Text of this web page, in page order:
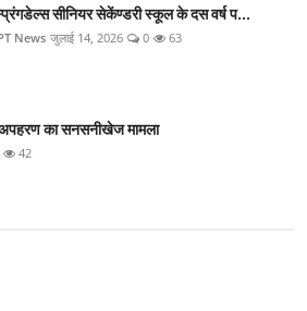
सीनियर सेकेंण्डरी स्कूल के दस वर्ष प...
News जुलाई 14, 2026 0 63
अपहरण का सनसनीखेज मामला
42